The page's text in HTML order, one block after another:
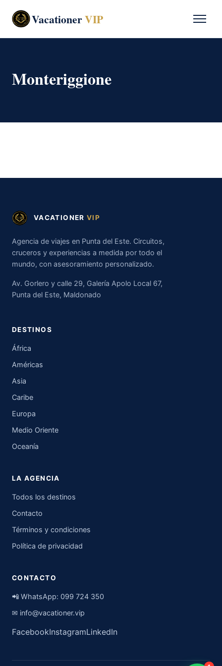
VacationerVIP
Monteriggione
VACATIONER VIP
Agencia de viajes en Punta del Este. Circuitos,
cruceros y experiencias a medida por todo el
mundo, con asesoramiento personalizado.
Av. Gorlero y calle 29, Galería Apolo Local 67,
Punta del Este, Maldonado
DESTINOS
África
Américas
Asia
Caribe
Europa
Medio Oriente
Oceanía
LA AGENCIA
Todos los destinos
Contacto
Términos y condiciones
Política de privacidad
CONTACTO
📲 WhatsApp: 099 724 350
✉ info@vacationer.vip
FacebookInstagramLinkedIn